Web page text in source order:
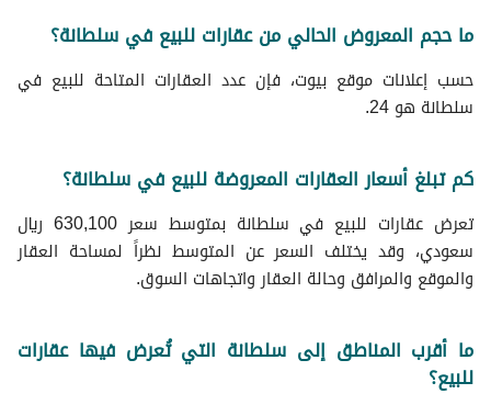
ما حجم المعروض الحالي من عقارات للبيع في سلطانة؟
حسب إعلانات موقع بيوت، فإن عدد العقارات المتاحة للبيع في
سلطانة هو 24.
كم تبلغ أسعار العقارات المعروضة للبيع في سلطانة؟
تعرض عقارات للبيع في سلطانة بمتوسط سعر 630,100 ريال
سعودي، وقد يختلف السعر عن المتوسط نظراً لمساحة العقار
والموقع والمرافق وحالة العقار واتجاهات السوق.
ما أقرب المناطق إلى سلطانة التي تُعرض فيها عقارات
للبيع؟